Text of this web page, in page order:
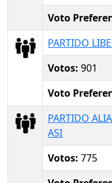
Voto
PARTIDO
Votos: 901
Voto
PARTIDO
ASI
Votos: 775